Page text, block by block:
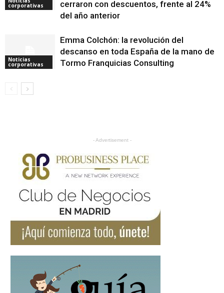
corporativas
cerraron con descuentos, frente al 24%
del año anterior
Noticias
corporativas
Emma Colchón: la revolución del
descanso en toda España de la mano de
Tormo Franquicias Consulting
- Advertisement -